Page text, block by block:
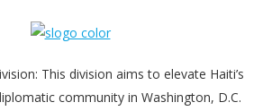
This division aims to elevate Haiti’s
community in Washington, D.C.